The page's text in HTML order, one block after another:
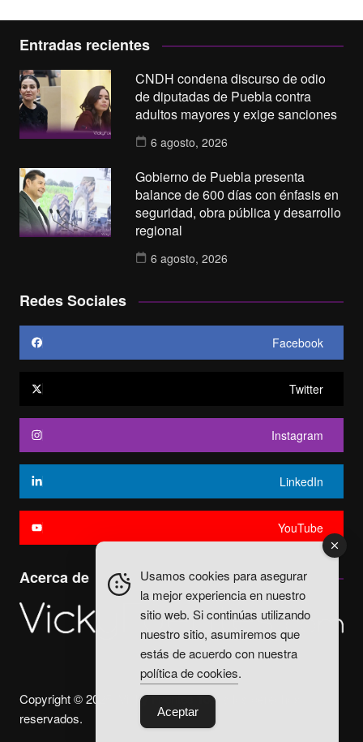
Entradas recientes
CNDH condena discurso de odio
de diputadas de Puebla contra
adultos mayores y exige sanciones
6 agosto, 2026
Gobierno de Puebla presenta
balance de 600 días con énfasis en
seguridad, obra pública y desarrollo
regional
6 agosto, 2026
Redes Sociales
Facebook
Twitter
Instagram
LinkedIn
YouTube
Acerca de
Copyright © 2025. Vicky Fuentes Todos los derechos
reservados.
Usamos cookies para asegurar
la mejor experiencia en nuestro
sitio web. Si continúas utilizando
nuestro sitio, asumiremos que
estás de acuerdo con nuestra
política de cookies.
Aceptar